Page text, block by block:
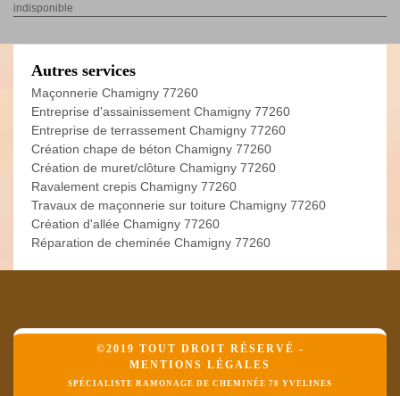
indisponible
Autres services
Maçonnerie Chamigny 77260
Entreprise d'assainissement Chamigny 77260
Entreprise de terrassement Chamigny 77260
Création chape de béton Chamigny 77260
Création de muret/clôture Chamigny 77260
Ravalement crepis Chamigny 77260
Travaux de maçonnerie sur toiture Chamigny 77260
Création d'allée Chamigny 77260
Réparation de cheminée Chamigny 77260
©2019 TOUT DROIT RÉSERVÉ -
MENTIONS LÉGALES
SPÉCIALISTE RAMONAGE DE CHEMINÉE 78 YVELINES